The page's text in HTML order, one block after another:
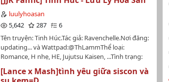
hạnh phúc • AUTHOR: MimiAnacute on wattpad •
UPDATE: 28.8.2021 - 20.2.2022• CATEGORY: Tokyo
Rengevers fanfiction, Boylove, Smut, Sweets•
PAIRING: Kokonoi Hajime x Inui
Seishu•DISCLAIMER: Nhân vật thuộc về Wakui Ken•
DESIGNED: Laurence on wattpad • EDITED:
Laurence on Wattpad • ORIGINAL PICTURE: Tokyo
Rengevers official •WARNING: OOC nặng, có H nên
luulyhoasan
5,642
287
6
Tên truyện: Tinh Húc.Tác giả: Ravenchelle.Nơi đăng:
updating... và Wattpad:@ThLammThể loại:
Romance, H nhẹ, HE, Jujutsu Kaisen, ...Tình trạng:
Okkotsu.Nhân vật phụ: Megumi Fushiguro, Satoru
[Lance x Mash]tình yêu giữa siscon và